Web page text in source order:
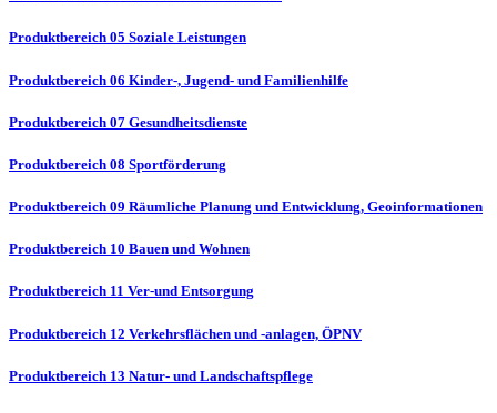
Produktbereich 05 Soziale Leistungen
Produktbereich 06 Kinder-, Jugend- und Familienhilfe
Produktbereich 07 Gesundheitsdienste
Produktbereich 08 Sportförderung
Produktbereich 09 Räumliche Planung und Entwicklung, Geoinformationen
Produktbereich 10 Bauen und Wohnen
Produktbereich 11 Ver-und Entsorgung
Produktbereich 12 Verkehrsflächen und -anlagen, ÖPNV
Produktbereich 13 Natur- und Landschaftspflege